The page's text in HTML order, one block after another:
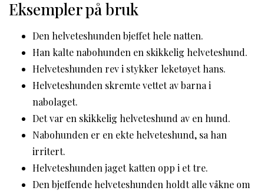
Eksempler på bruk
Den helveteshunden bjeffet hele natten.
Han kalte nabohunden en skikkelig helveteshund.
Helveteshunden rev i stykker leketøyet hans.
Helveteshunden skremte vettet av barna i
nabolaget.
Det var en skikkelig helveteshund av en hund.
Nabohunden er en ekte helveteshund, sa han
irritert.
Helveteshunden jaget katten opp i et tre.
Den bjeffende helveteshunden holdt alle våkne om